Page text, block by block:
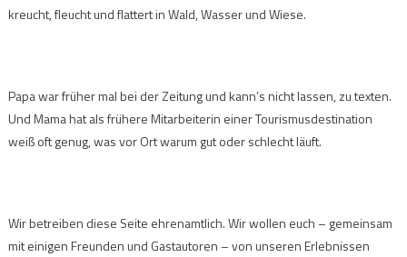
kreucht, fleucht und flattert in Wald, Wasser und Wiese.
Papa war früher mal bei der Zeitung und kann’s nicht lassen, zu texten.
Und Mama hat als frühere Mitarbeiterin einer Tourismusdestination
weiß oft genug, was vor Ort warum gut oder schlecht läuft.
Wir betreiben diese Seite ehrenamtlich. Wir wollen euch – gemeinsam
mit einigen Freunden und Gastautoren – von unseren Erlebnissen